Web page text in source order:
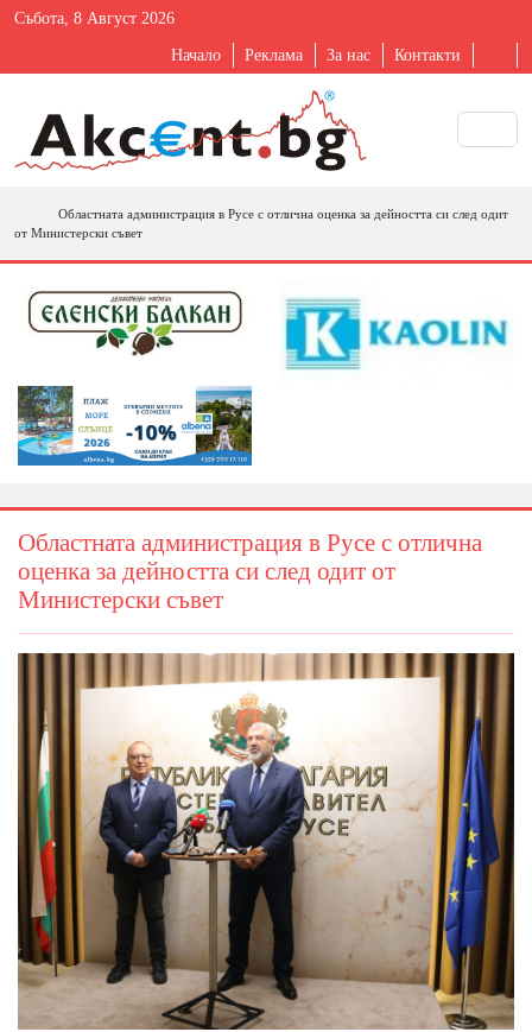
Събота, 8 Август 2026
Начало Реклама За нас Контакти
Областната администрация в Русе с отлична оценка за дейността си след одит
от Министерски съвет
Областната администрация в Русе с отлична
оценка за дейността си след одит от
Министерски съвет